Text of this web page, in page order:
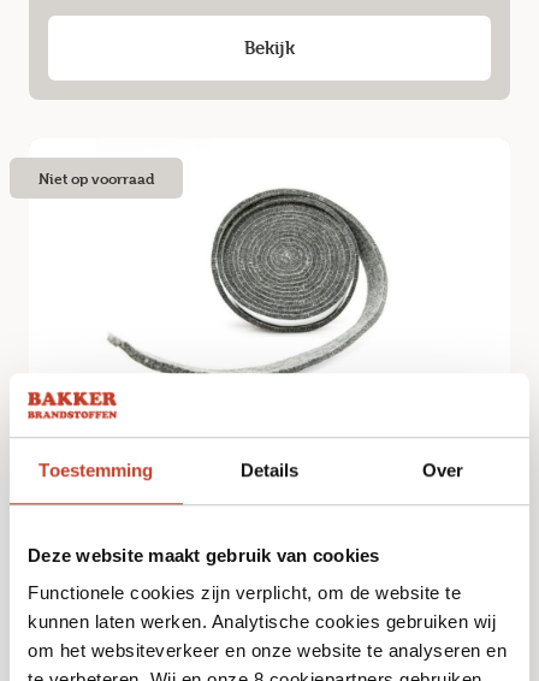
Toestemming Details Over
Deze website maakt gebruik van cookies
Functionele cookies zijn verplicht, om de website te
kunnen laten werken. Analytische cookies gebruiken wij
om het websiteverkeer en onze website te analyseren en
Bekijk
The Bastard – Kamado Gasket – Medium
€30,95
Niet op voorraad